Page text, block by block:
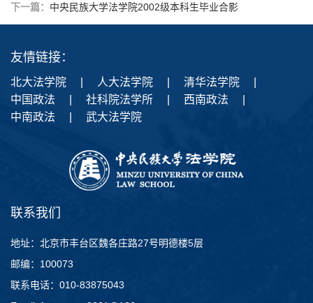
下一篇： 中央民族大学法学院2002级本科生毕业合影
友情链接：
北大法学院 人大法学院 清华法学院
中国政法
社科院法学所 西南政法
中南政法
武大法学院
联系我们
地址：北京市丰台区魏各庄路27号明德楼5层
邮编：100073
联系电话：010-83875043